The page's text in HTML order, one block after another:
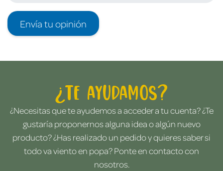
Envía tu opinión
¿Te ayudamos?
¿Necesitas que te ayudemos a acceder a tu cuenta? ¿Te
gustaría proponernos alguna idea o algún nuevo
producto? ¿Has realizado un pedido y quieres saber si
todo va viento en popa? Ponte en contacto con
nosotros.